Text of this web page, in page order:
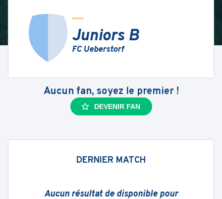
Juniors B
FC Ueberstorf
Aucun fan, soyez le premier !
DEVENIR FAN
DERNIER MATCH
Aucun résultat de disponible pour